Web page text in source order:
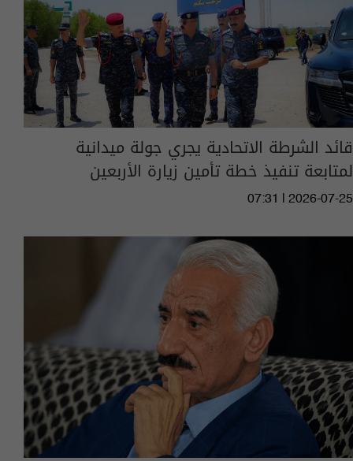
قائد الشرطة الاتحادية يجري جولة ميدانية
لمتابعة تنفيذ خطة تأمين زيارة الأربعين
07:31 | 2026-07-25